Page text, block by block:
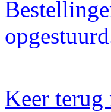
Keer terug